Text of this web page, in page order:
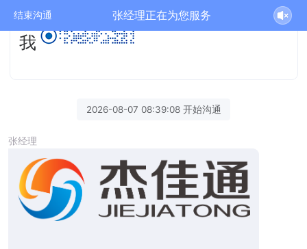
结束沟通 张经理正在为您服务
我
2026-08-07 08:39:08 开始沟通
张经理